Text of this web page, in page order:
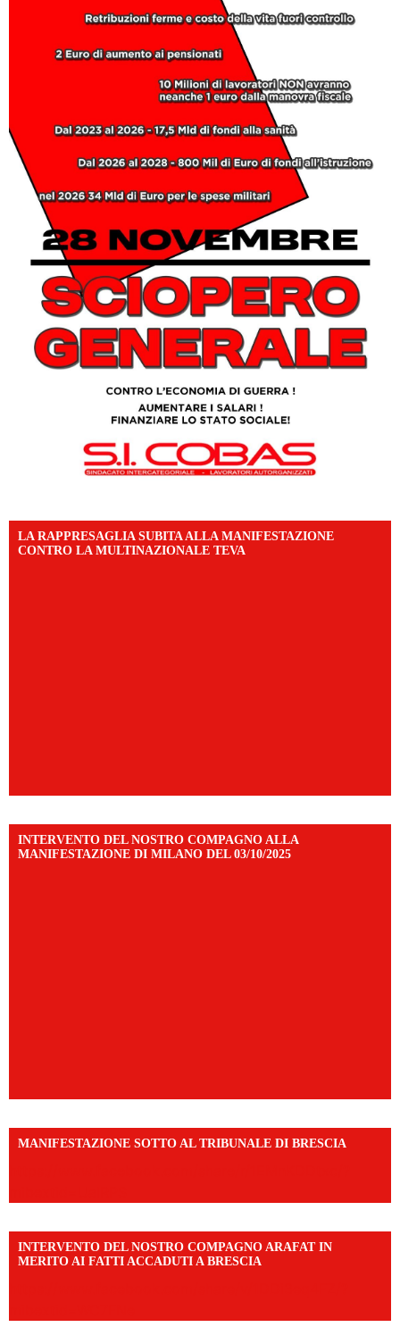
LA RAPPRESAGLIA SUBITA ALLA MANIFESTAZIONE
CONTRO LA MULTINAZIONALE TEVA
INTERVENTO DEL NOSTRO COMPAGNO ALLA
MANIFESTAZIONE DI MILANO DEL 03/10/2025
MANIFESTAZIONE SOTTO AL TRIBUNALE DI BRESCIA
INTERVENTO DEL NOSTRO COMPAGNO ARAFAT IN
MERITO AI FATTI ACCADUTI A BRESCIA